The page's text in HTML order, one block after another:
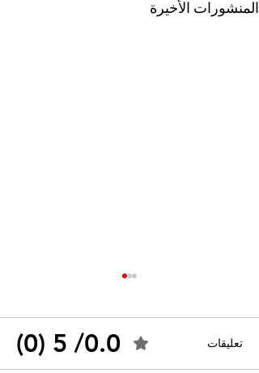
المنشورات الأخيرة
تعليقات 0.0/ 5 (0)